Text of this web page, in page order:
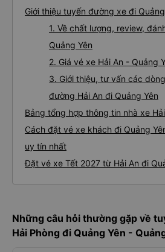
Giới thiệu tuyến đường xe đi
1. Về chất lượng, review,
Quảng Yên
2. Giá vé xe Hải An - Quảng
3. Giới thiệu, tư vấn các
đường Hải An đi Quảng Yên
Bảng tổng hợp thông tin nhà xe
Cách đặt vé xe khách đi Quảng
uy tín nhất
Đặt vé xe Tết 2027 từ Hải An đi
Những câu hỏi thường gặp về
Hải Phòng đi Quảng Yên -